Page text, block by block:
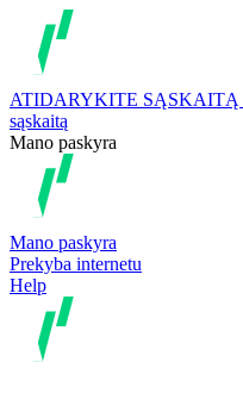
ATIDARYKITE SĄSKAITĄ
sąskaitą
Mano paskyra
Mano paskyra
Prekyba internetu
Help